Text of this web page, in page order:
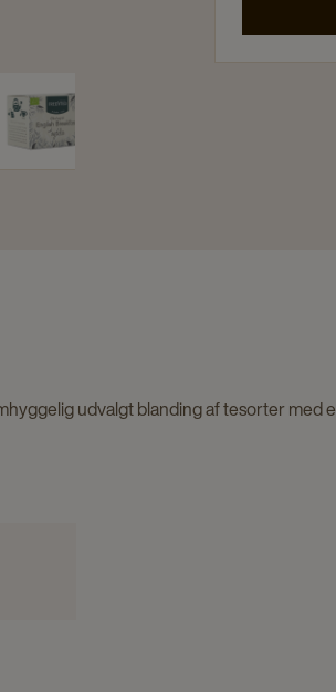
udvalgt blanding af tesorter med